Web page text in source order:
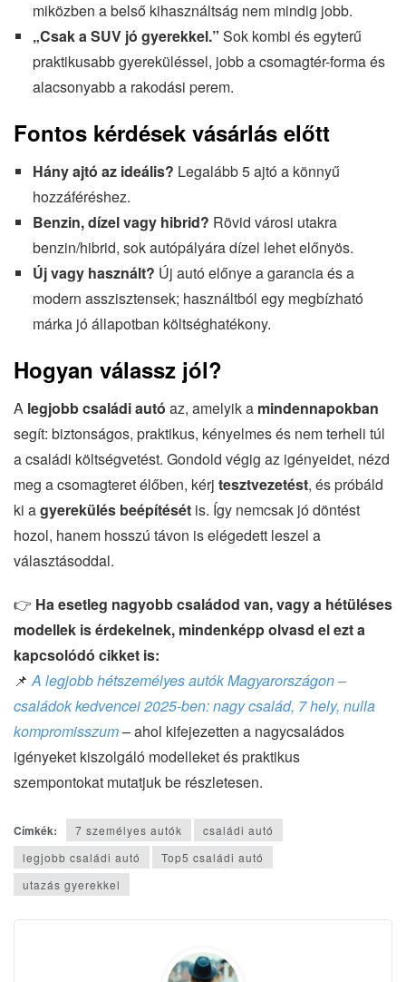
miközben a belső kihasználtság nem mindig jobb.
„Csak a SUV jó gyerekkel.” Sok kombi és egyterű
praktikusabb gyereküléssel, jobb a csomagtér-forma és
alacsonyabb a rakodási perem.
Fontos kérdések vásárlás előtt
Hány ajtó az ideális? Legalább 5 ajtó a könnyű
hozzáféréshez.
Benzin, dízel vagy hibrid? Rövid városi utakra
benzin/hibrid, sok autópályára dízel lehet előnyös.
Új vagy használt? Új autó előnye a garancia és a
modern asszisztensek; használtból egy megbízható
márka jó állapotban költséghatékony.
Hogyan válassz jól?
A legjobb családi autó az, amelyik a mindennapokban
segít: biztonságos, praktikus, kényelmes és nem terheli túl
a családi költségvetést. Gondold végig az igényeidet, nézd
meg a csomagteret élőben, kérj tesztvezetést, és próbáld
ki agyerekülés beépítését is. Így nemcsak jó döntést
hozol, hanem hosszú távon is elégedett leszel a
választásoddal.
👉 Ha esetleg nagyobb családod van, vagy a hétüléses
modellek is érdekelnek, mindenképp olvasd el ezt a
kapcsolódó cikket is:
📌A legjobb hétszemélyes autók Magyarországon –
családok kedvencei 2025‑ben: nagy család, 7 hely, nulla
kompromisszum– ahol kifejezetten a nagycsaládos
igényeket kiszolgáló modelleket és praktikus
szempontokat mutatjuk be részletesen.
Címkék: 7 személyes autók
családi autó
legjobb családi autó
Top5 családi autó
utazás gyerekkel